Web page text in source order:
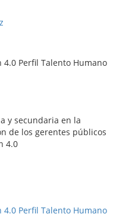
Perfil Talento Humano
y secundaria en la
de los gerentes públicos
4.0
Perfil Talento Humano